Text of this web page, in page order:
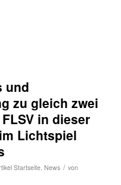
und
zu gleich zwei
in dieser
Lichtspiel
Startseite, News / von